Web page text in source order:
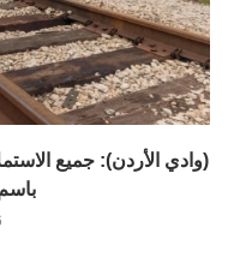
(وادي الأردن): جميع